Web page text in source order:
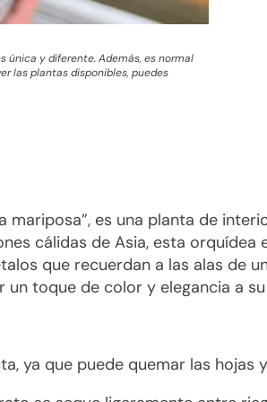
única y diferente. Además, es normal
las plantas disponibles, puedes
es una planta de
cálidas de Asia, esta
que recuerdan a las alas de
toque de color y elegancia a
ya que puede quemar las hojas